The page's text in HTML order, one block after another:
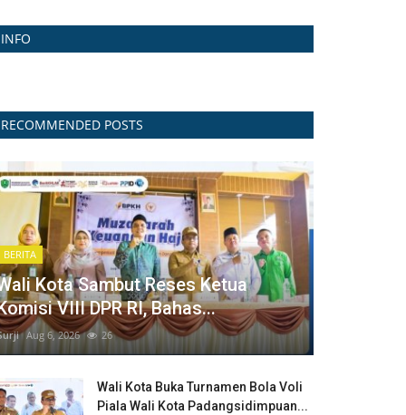
INFO
RECOMMENDED POSTS
BERITA
Kota Sambut Reses Ketua
VIII DPR RI, Bahas...
Aug 6, 2026 26
Wali Kota Buka Turnamen Bola Voli
Piala Wali Kota Padangsidimpuan...